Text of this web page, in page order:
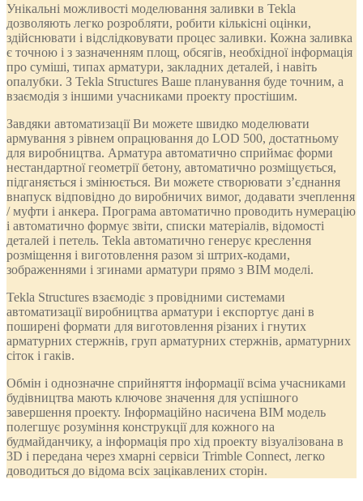
Унікальні можливості моделювання заливки в Tekla
дозволяють легко розробляти, робити кількісні оцінки,
здійснювати і відслідковувати процес заливки. Кожна заливка
є точною і з зазначенням площ, обсягів, необхідної інформація
про суміші, типах арматури, закладних деталей, і навіть
опалубки. З Tekla Structures Ваше планування буде точним, а
взаємодія з іншими учасниками проекту простішим.
Завдяки автоматизації Ви можете швидко моделювати
армування з рівнем опрацювання до LOD 500, достатньому
для виробництва. Арматура автоматично сприймає форми
нестандартної геометрії бетону, автоматично розміщується,
підганяється і змінюється. Ви можете створювати з’єднання
внапуск відповідно до виробничих вимог, додавати зчеплення
/ муфти і анкера. Програма автоматично проводить нумерацію
і автоматично формує звіти, списки матеріалів, відомості
деталей і петель. Tekla автоматично генерує креслення
розміщення і виготовлення разом зі штрих-кодами,
зображеннями і згинами арматури прямо з BIM моделі.
Tekla Structures взаємодіє з провідними системами
автоматизації виробництва арматури і експортує дані в
поширені формати для виготовлення різаних і гнутих
арматурних стержнів, груп арматурних стержнів, арматурних
сіток і гаків.
Обмін і однозначне сприйняття інформації всіма учасниками
будівництва мають ключове значення для успішного
завершення проекту. Інформаційно насичена BIM модель
полегшує розуміння конструкції для кожного на
будмайданчику, а інформація про хід проекту візуалізована в
3D і передана через хмарні сервіси Trimble Connect, легко
доводиться до відома всіх зацікавлених сторін.